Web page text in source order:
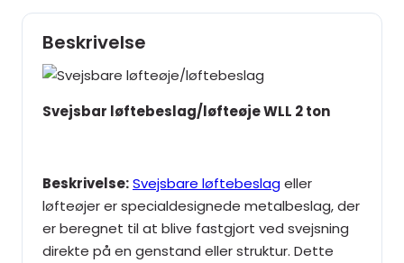
Beskrivelse
Svejsbar løftebeslag/løfteøje WLL 2 ton
Beskrivelse:Svejsbare løftebeslageller
løfteøjer er specialdesignede metalbeslag, der
er beregnet til at blive fastgjort ved svejsning
direkte på en genstand eller struktur. Dette